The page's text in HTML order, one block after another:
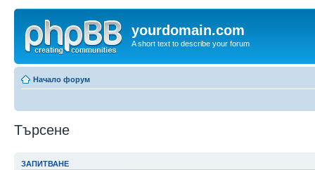
yourdomain.com
A short text to describe your forum
Начало форум
Търсене
ЗАПИТВАНЕ